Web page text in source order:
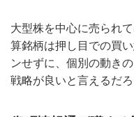
大型株を中心に売られ
算銘柄は押し目での買
ンせずに、個別の動き
戦略が良いと言えるだろ